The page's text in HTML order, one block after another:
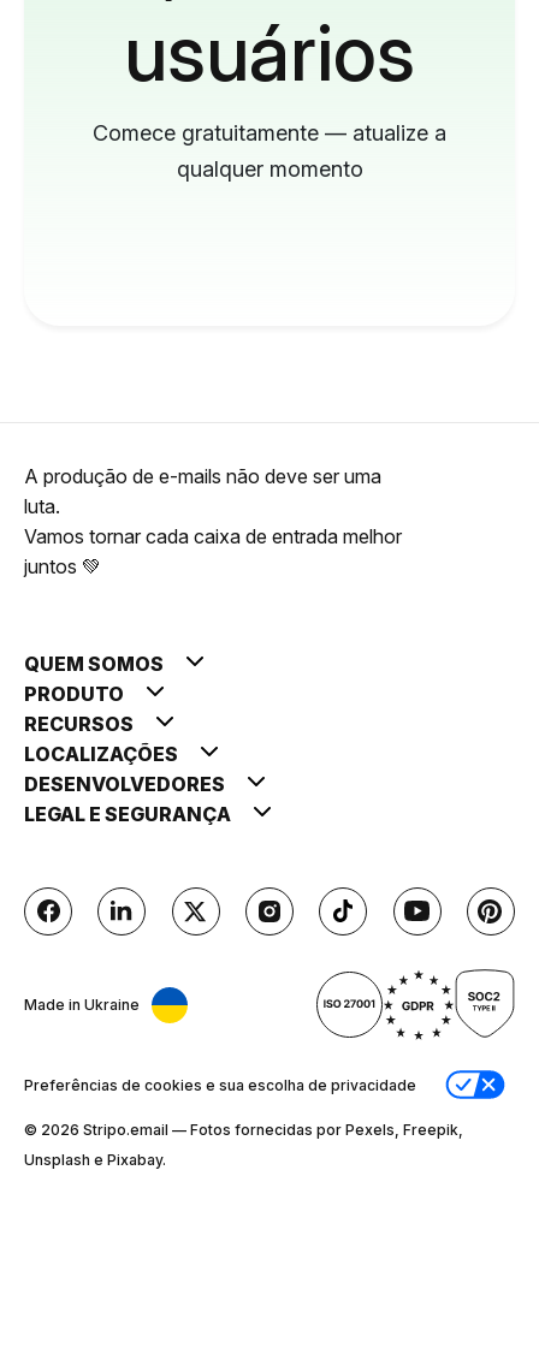
usuários
Comece gratuitamente — atualize a
qualquer momento
A produção de e-mails não deve ser uma
luta.
Vamos tornar cada caixa de entrada melhor
juntos 💚
QUEM SOMOS
PRODUTO
RECURSOS
LOCALIZAÇÕES
DESENVOLVEDORES
LEGAL E SEGURANÇA
Made in Ukraine
Preferências de cookies e sua escolha de privacidade
© 2026 Stripо.email — Fotos fornecidas por Pexels, Freepik,
Unsplash e Pixabay.